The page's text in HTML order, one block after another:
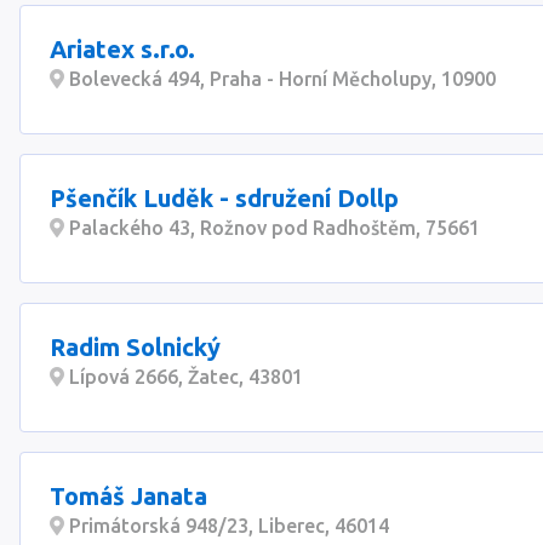
Ariatex s.r.o.
Bolevecká 494, Praha - Horní Měcholupy, 10900
Pšenčík Luděk - sdružení Dollp
Palackého 43, Rožnov pod Radhoštěm, 75661
Radim Solnický
Lípová 2666, Žatec, 43801
Tomáš Janata
Primátorská 948/23, Liberec, 46014